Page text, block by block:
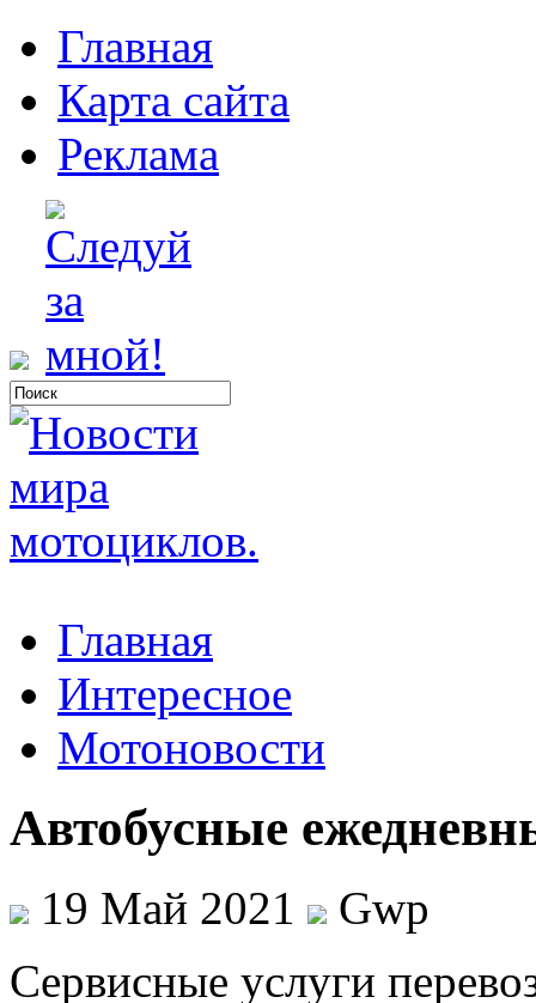
Главная
Карта сайта
Реклама
Главная
Интересное
Мотоновости
Автобусные
19 Май 2021
Gwp
Сeрвисныe услуги